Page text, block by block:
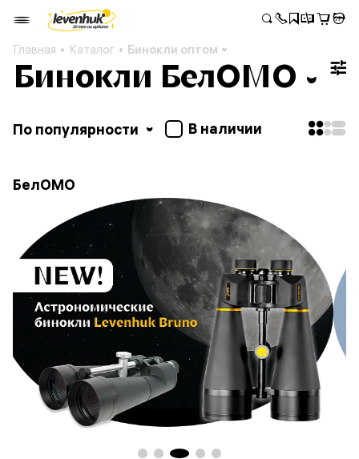
Главная Каталог Бинокли оптом
Бинокли БелОМО
По популярности В наличии
БелОМО